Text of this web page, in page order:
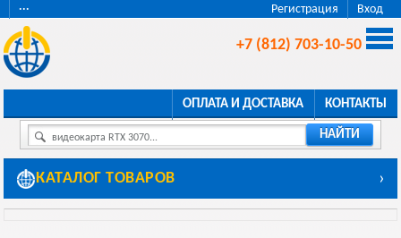
Регистрация Вход
···
+7 (812) 703-10-50
ОПЛАТА И ДОСТАВКА КОНТАКТЫ
видеокарта RTX 3070... НАЙТИ
КАТАЛОГ ТОВАРОВ ›